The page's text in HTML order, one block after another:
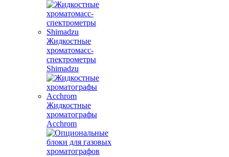
Жидкостные
хроматомасс-
спектрометры
Shimadzu
Жидкостные
хроматографы
Acchrom